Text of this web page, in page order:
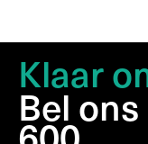
Klaar
Bel